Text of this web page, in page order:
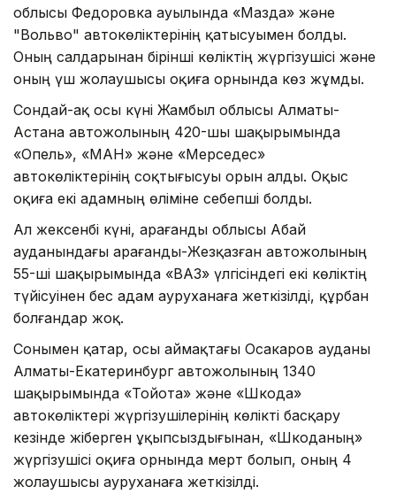
облысы Федоровка ауылында «Мазда» және
"Вольво" автокөліктерінің қатысуымен болды.
Оның салдарынан бірінші көліктің жүргізушісі және
оның үш жолаушысы оқиға орнында көз жұмды.
Сондай-ақ осы күні Жамбыл облысы Алматы-
Астана автожолының 420-шы шақырымында
«Опель», «МАН» және «Мерседес»
автокөліктерінің соқтығысуы орын алды. Оқыс
оқиға екі адамның өліміне себепші болды.
Ал жексенбі күні, Қарағанды облысы Абай
ауданындағы Қарағанды-Жезқазған автожолының
55-ші шақырымында «ВАЗ» үлгісіндегі екі көліктің
түйісуінен бес адам ауруханаға жеткізілді, құрбан
болғандар жоқ.
Сонымен қатар, осы аймақтағы Осакаров ауданы
Алматы-Екатеринбург автожолының 1340
шақырымында «Тойота» және «Шкода»
автокөліктері жүргізушілерінің көлікті басқару
кезінде жіберген ұқыпсыздығынан, «Шкоданың»
жүргізушісі оқиға орнында мерт болып, оның 4
жолаушысы ауруханаға жеткізілді.